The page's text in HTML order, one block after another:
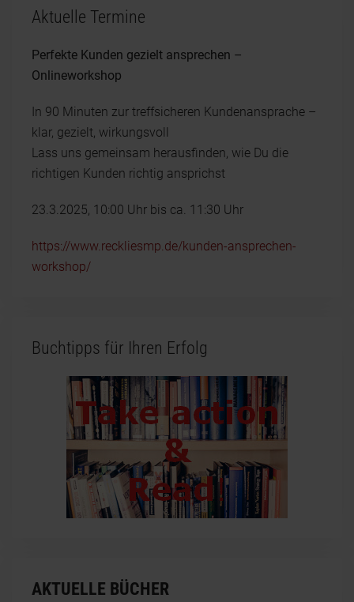
Aktuelle Termine
Perfekte Kunden gezielt ansprechen –
Onlineworkshop
In 90 Minuten zur treffsicheren Kundenansprache –
klar, gezielt, wirkungsvoll
Lass uns gemeinsam herausfinden, wie Du die
richtigen Kunden richtig ansprichst
23.3.2025, 10:00 Uhr bis ca. 11:30 Uhr
https://www.reckliesmp.de/kunden-ansprechen-
workshop/
Buchtipps für Ihren Erfolg
AKTUELLE BÜCHER